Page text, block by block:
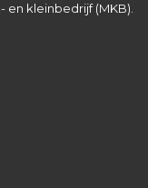
en kleinbedrijf (MKB).